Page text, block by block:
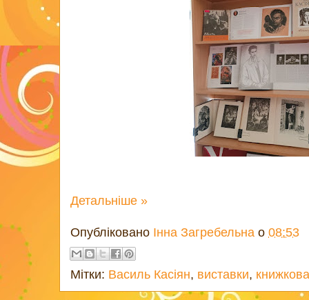
Детальніше »
Опубліковано Інна Загребельна о 08:53
Мітки: Василь Касіян, виставки,